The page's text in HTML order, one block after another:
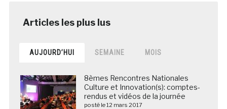
AUJOURD’HUI SEMAINE MOIS
8èmes Rencontres Nationales
Culture et Innovation(s): comptes-
rendus et vidéos de la journée
posté le 12 mars 2017